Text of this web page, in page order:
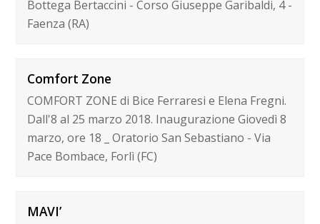
Bottega Bertaccini - Corso Giuseppe Garibaldi, 4 -
Faenza (RA)
Comfort Zone
COMFORT ZONE di Bice Ferraresi e Elena Fregni.
Dall'8 al 25 marzo 2018. Inaugurazione Giovedì 8
marzo, ore 18 _ Oratorio San Sebastiano - Via
Pace Bombace, Forlì (FC)
MAVI’